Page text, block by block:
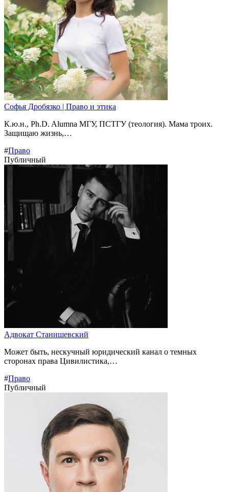
Софья Дробязко | Право и этика
К.ю.н., Ph.D. Alumna МГУ, ПСТГУ (теология). Мама троих.
Защищаю жизнь,…
#Право
Публичный
Адвокат Станишевский
Может быть, нескучный юридический канал о темных
сторонах права Цивилистика,…
#Право
Публичный